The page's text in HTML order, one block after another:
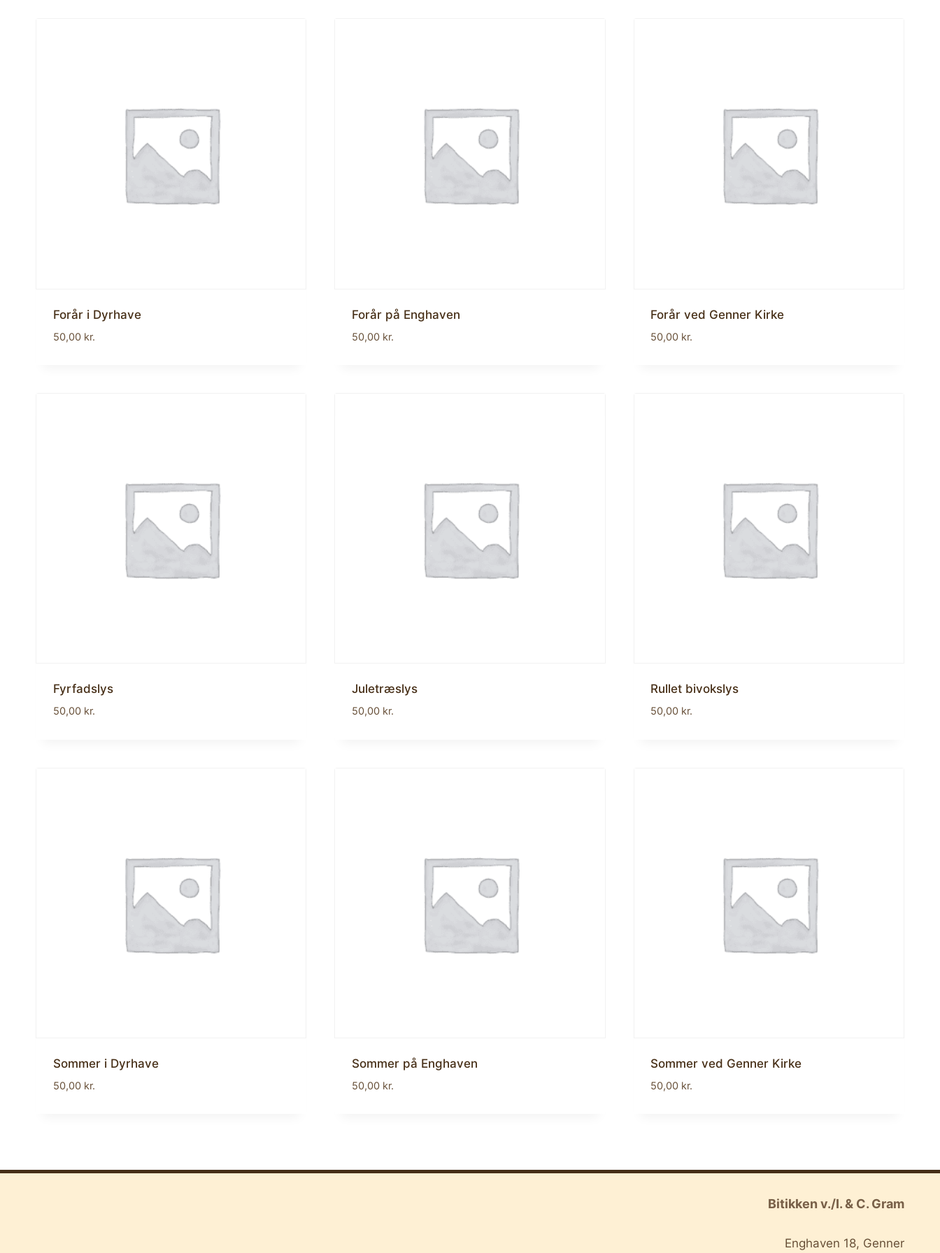
Forår i Dyrhave
50,00 kr.
Forår på Enghaven
50,00 kr.
Forår ved Genner Kirke
50,00 kr.
Fyrfadslys
50,00 kr.
Juletræslys
50,00 kr.
Rullet bivokslys
50,00 kr.
Sommer i Dyrhave
50,00 kr.
Sommer på Enghaven
50,00 kr.
Sommer ved Genner Kirke
50,00 kr.
Bitikken v./I. & C. Gram
Enghaven 18, Genner